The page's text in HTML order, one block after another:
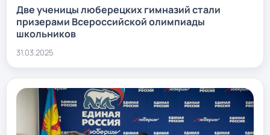
Две ученицы люберецких гимназий стали
призерами Всероссийской олимпиады
школьников
31.03.2025